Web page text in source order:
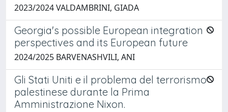
2023/2024 VALDAMBRINI, GIADA
Georgia's possible European integration
perspectives and its European future
2024/2025 BARVENASHVILI, ANI
Gli Stati Uniti e il problema del terrorismo
palestinese durante la Prima
Amministrazione Nixon.